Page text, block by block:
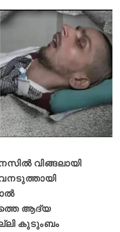
വിങ്ങലായി
ആദ്യ
കുടുംബം